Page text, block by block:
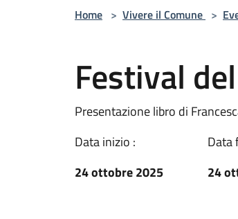
Home > Vivere il Comune >
Festival
Presentazione libro di
Data inizio :
24 ottobre 2025
Data
24